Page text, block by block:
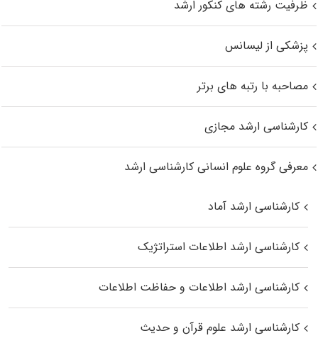
ظرفیت رشته های کنکور ارشد
پزشکی از لیسانس
مصاحبه با رتبه های برتر
کارشناسی ارشد مجازی
معرفی گروه علوم انسانی کارشناسی ارشد
کارشناسی ارشد آماد
کارشناسی ارشد اطلاعات استراتژیک
کارشناسی ارشد اطلاعات و حفاظت اطلاعات
کارشناسی ارشد علوم قرآن و حدیث